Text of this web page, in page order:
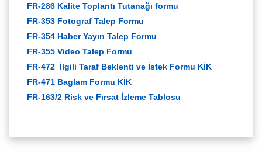
FR-286 Kalite Toplantı Tutanağı formu
FR-353 Fotograf Talep Formu
FR-354 Haber Yayın Talep Formu
FR-355 Video Talep Formu
FR-472 İlgili Taraf Beklenti ve İstek Formu KİK
FR-471 Baglam Formu KİK
FR-163/2 Risk ve Fırsat İzleme Tablosu